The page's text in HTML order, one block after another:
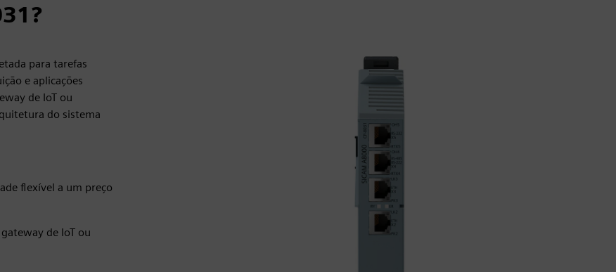
para tarefas
e aplicações
de IoT ou
do sistema
flexível a um preço
de IoT ou